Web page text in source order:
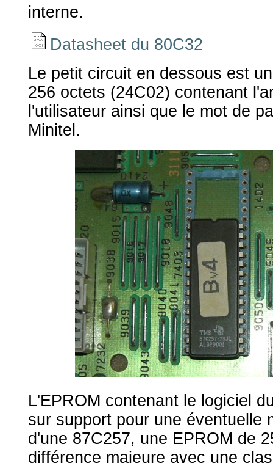
interne.
Datasheet du 80C32
Le petit circuit en dessous est
256 octets (24C02) contenant
l'utilisateur ainsi que le mot de
Minitel.
L'EPROM contenant le logiciel
sur support pour une éventuelle
d'une 87C257, une EPROM de
différence majeure avec une